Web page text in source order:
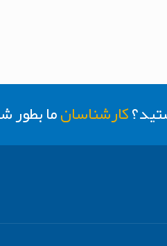
کارشناسانما